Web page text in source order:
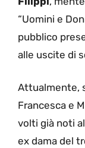
“Uomini e
pubblico
alle uscite di
Attualmente,
Francesca e
volti già noti
ex dama del